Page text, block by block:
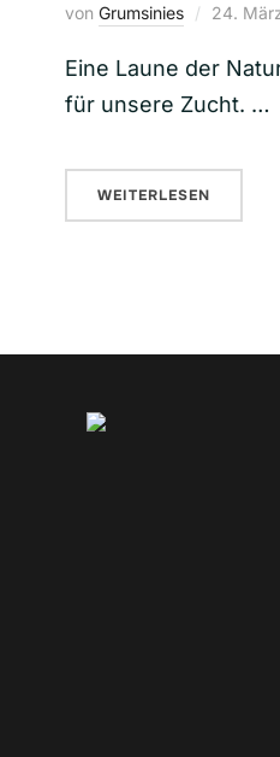
von Grumsinies 24.
Eine Laune der
für unsere Zucht. …
WEITERLESEN